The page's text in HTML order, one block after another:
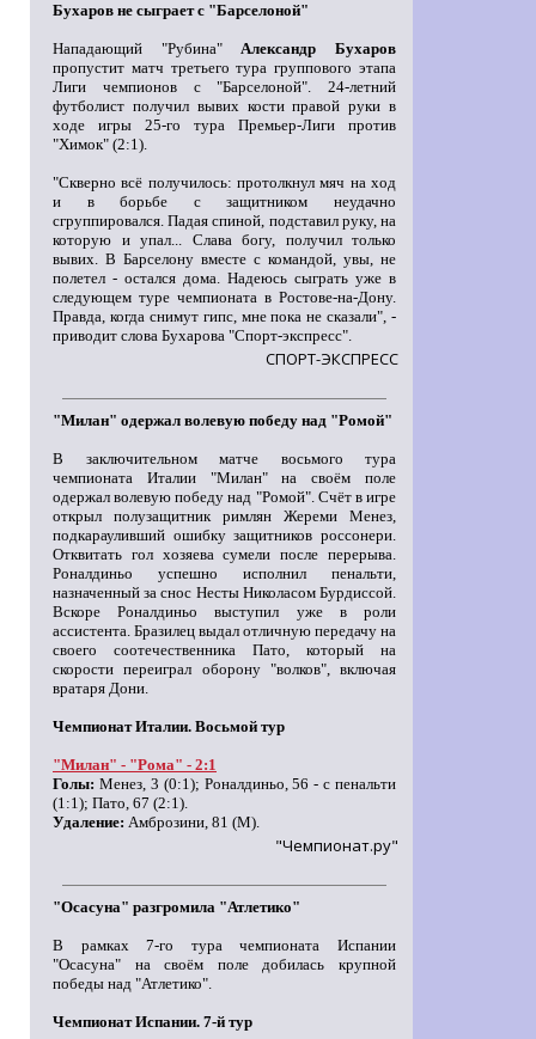
Бухаров не сыграет с "Барселоной"
Нападающий "Рубина"Александр Бухаров
пропустит матч третьего тура группового этапа
Лиги чемпионов с "Барселоной". 24-летний
футболист получил вывих кости правой руки в
ходе игры 25-го тура Премьер-Лиги против
"Химок" (2:1).
"Скверно всё получилось: протолкнул мяч на ход
и в борьбе с защитником неудачно
сгруппировался. Падая спиной, подставил руку, на
которую и упал... Слава богу, получил только
вывих. В Барселону вместе с командой, увы, не
полетел - остался дома. Надеюсь сыграть уже в
следующем туре чемпионата в Ростове-на-Дону.
Правда, когда снимут гипс, мне пока не сказали", -
приводит слова Бухарова "Спорт-экспресс".
СПОРТ-ЭКСПРЕСС
"Милан" одержал волевую победу над "Ромой"
В заключительном матче восьмого тура
чемпионата Италии "Милан" на своём поле
одержал волевую победу над "Ромой". Счёт в игре
открыл полузащитник римлян Жереми Менез,
подкарауливший ошибку защитников россонери.
Отквитать гол хозяева сумели после перерыва.
Роналдиньо успешно исполнил пенальти,
назначенный за снос Несты Николасом Бурдиссой.
Вскоре Роналдиньо выступил уже в роли
ассистента. Бразилец выдал отличную передачу на
своего соотечественника Пато, который на
скорости переиграл оборону "волков", включая
вратаря Дони.
Чемпионат Италии. Восьмой тур
"Милан" - "Рома" - 2:1
Голы: Менез, 3 (0:1); Роналдиньо, 56 - с пенальти
(1:1); Пато, 67 (2:1).
Удаление: Амброзини, 81 (М).
"Чемпионат.ру"
"Осасуна" разгромила "Атлетико"
В рамках 7-го тура чемпионата Испании
"Осасуна" на своём поле добилась крупной
победы над "Атлетико".
Чемпионат Испании. 7-й тур